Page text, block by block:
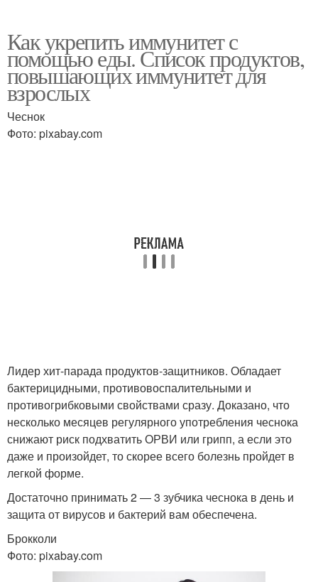
Как укрепить иммунитет с
помощью еды. Список продуктов,
повышающих иммунитет для
взрослых
Чеснок
Фото: pixabay.com
Лидер хит-парада продуктов-защитников. Обладает
бактерицидными, противовоспалительными и
противогрибковыми свойствами сразу. Доказано, что
несколько месяцев регулярного употребления чеснока
снижают риск подхватить ОРВИ или грипп, а если это
даже и произойдет, то скорее всего болезнь пройдет в
легкой форме.
Достаточно принимать 2 — 3 зубчика чеснока в день и
защита от вирусов и бактерий вам обеспечена.
Брокколи
Фото: pixabay.com